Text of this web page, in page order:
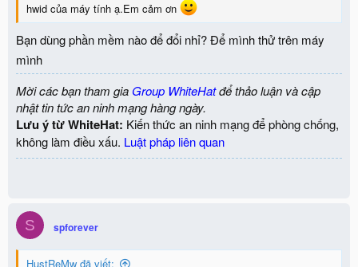
hwid của máy tính ạ.Em cảm ơn
Bạn dùng phần mềm nào để đổi nhỉ? Để mình thử trên máy
mình
Mời các bạn tham gia Group WhiteHatđể thảo luận và cập
nhật tin tức an ninh mạng hàng ngày.
Lưu ý từ WhiteHat: Kiến thức an ninh mạng để phòng chống,
không làm điều xấu. Luật pháp liên quan
S spforever
HustReMw đã viết: